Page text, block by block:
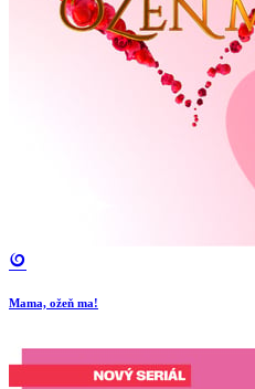
Mama, ožeň ma!